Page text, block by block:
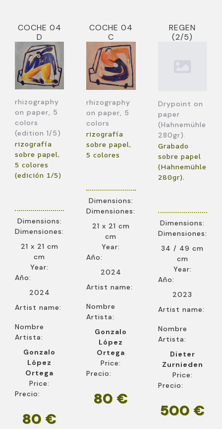
COCHE 04
D
rhizography
on paper, 5
colors
(edition 1/5)
rizografía
sobre papel,
5 colores
(edición 1/5)
Dimensions:
Dimensiones:
21 x 21 cm
cm
Year:
Año:
2024
Artist name:
Nombre
Artista:
Gonzalo
López
Ortega
Price:
Precio:
80 €
COCHE 04
C
rhizography
on paper, 5
colors
rizografía
sobre papel,
5 colores
Dimensions:
Dimensiones:
21 x 21 cm
cm
Year:
Año:
2024
Artist name:
Nombre
Artista:
Gonzalo
López
Ortega
Price:
Precio:
80 €
REGEN
(2/5)
Drypoint on
paper
(Hahnemühle
280gr).
Grabado
sobre papel
(Hahnemühle
280gr).
Dimensions:
Dimensiones:
34 / 49 cm
cm
Year:
Año:
2023
Artist name:
Nombre
Artista:
Dieter
Zurnieden
Price:
Precio:
500 €